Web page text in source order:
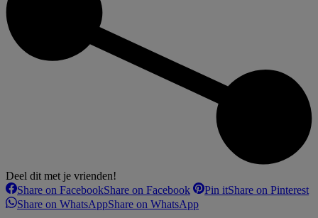
Deel dit met je vrienden!
Share on FacebookShare on Facebook Pin itShare on Pinterest
Share on WhatsAppShare on WhatsApp